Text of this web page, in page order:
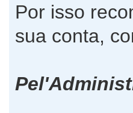
Por isso
sua conta,